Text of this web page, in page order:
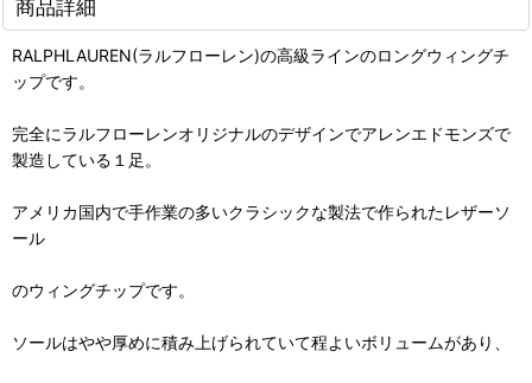
商品詳細
RALPHLAUREN(ラルフローレン)の高級ラインのロングウィングチ
ップです。
完全にラルフローレンオリジナルのデザインでアレンエドモンズで
製造している１足。
アメリカ国内で手作業の多いクラシックな製法で作られたレザーソ
ール
のウィングチップです。
ソールはやや厚めに積み上げられていて程よいボリュームがあり、